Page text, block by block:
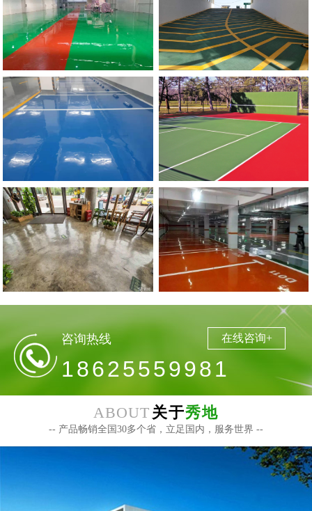
动
滑
郑
州
市
政
委
停
车
场
防
坡 河南硅PU球场地坪
环氧复古地坪 郑
州
环
氧
自
流
平
地
坪施
工
咨询热线
18625559981
在线咨询+
ABOUT 关于秀地
-- 产品畅销全国30多个省，立足国内，服务世界 --